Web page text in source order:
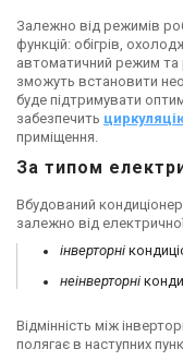
Залежно від режимів
функцій: обігрів,
автоматичний режим та
зможуть встановити
буде підтримувати
забезпечить
приміщення.
За типом
Вбудований
залежно від
інверторні
неінверторні
Відмінність між
полягає в наступних